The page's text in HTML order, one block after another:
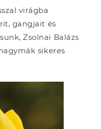
virágba
gangjait és
Zsolnai Balázs
sikeres